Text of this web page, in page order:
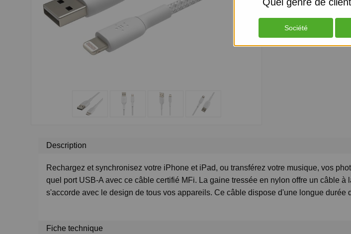
NC
Description
Rechargez et synchronisez votre iPhone et iPad, ou transférez votre musique, vos
quel port USB-A avec ce câble certifié MFi. La gaine tressée en nylon offre un câble à
s'accorde avec le design de tous vos appareils. Ce câble dispose d'une longue durée
Fiche technique
Société